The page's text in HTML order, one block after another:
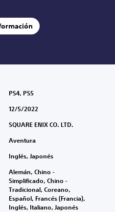
PS4, PS5
12/5/2022
SQUARE ENIX CO. LTD.
Aventura
Inglés, Japonés
Alemán, Chino -
Simplificado, Chino -
Tradicional, Coreano,
Español, Francés (Francia),
Inglés, Italiano, Japonés